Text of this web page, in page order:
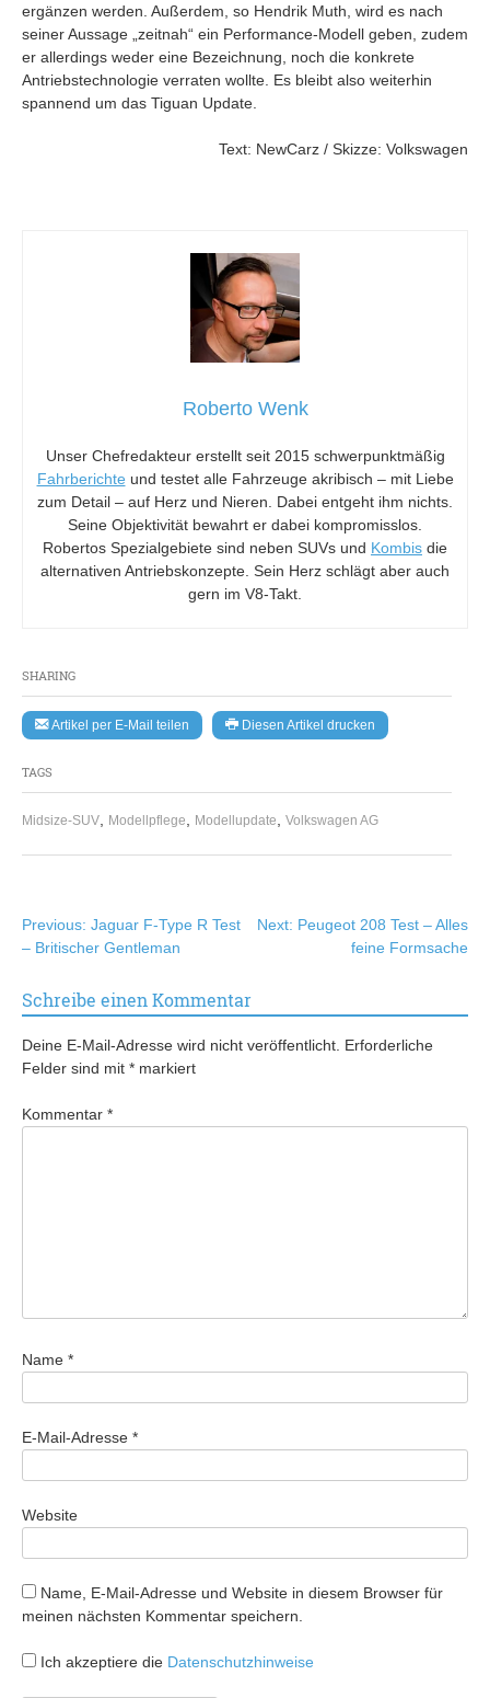
SHARING
Artikel per E-Mail teilen Diesen Artikel drucken
TAGS
Midsize-SUV, Modellpflege, Modellupdate, Volkswagen AG
ergänzen werden. Außerdem, so Hendrik Muth, wird es nach
seiner Aussage „zeitnah“ ein Performance-Modell geben, zudem
er allerdings weder eine Bezeichnung, noch die konkrete
Antriebstechnologie verraten wollte. Es bleibt also weiterhin
spannend um das Tiguan Update.
Text: NewCarz / Skizze: Volkswagen
Roberto Wenk
Unser Chefredakteur erstellt seit 2015 schwerpunktmäßig
Fahrberichte und testet alle Fahrzeuge akribisch – mit Liebe
zum Detail – auf Herz und Nieren. Dabei entgeht ihm nichts.
Seine Objektivität bewahrt er dabei kompromisslos.
Robertos Spezialgebiete sind neben SUVs und Kombis die
alternativen Antriebskonzepte. Sein Herz schlägt aber auch
gern im V8-Takt.
Beitragsnavigation
Previous: Jaguar F-Type R Test
– Britischer Gentleman
Next: Peugeot 208 Test – Alles
feine Formsache
Schreibe einen Kommentar
Deine E-Mail-Adresse wird nicht veröffentlicht. Erforderliche
Felder sind mit * markiert
Kommentar *
Name *
E-Mail-Adresse *
Website
Name, E-Mail-Adresse und Website in diesem Browser für
meinen nächsten Kommentar speichern.
Ich akzeptiere die Datenschutzhinweise